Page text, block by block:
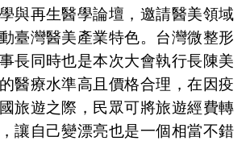
與再生醫學論壇，邀請醫美領域
臺灣醫美產業特色。台灣微整形
長同時也是本次大會執行長陳美
醫療水準高且價格合理，在因疫
旅遊之際，民眾可將旅遊經費轉
讓自己變漂亮也是一個相當不錯